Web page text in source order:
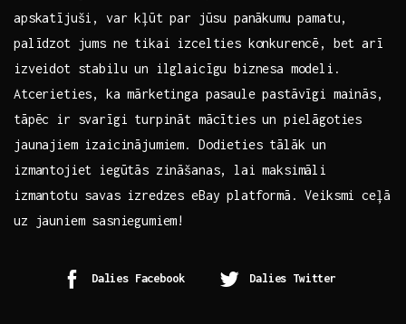
apskatījuši, var ⁢kļūt par​ jūsu panākumu pamatu,
palīdzot jums ne ‍tikai izcelties konkurencē, bet arī
izveidot stabilu un​ ilglaicīgu biznesa ‍modeli.
Atcerieties, ‍ka mārketinga ‌pasaule pastāvīgi mainās,
tāpēc ir svarīgi turpināt mācīties un pielāgoties
jaunajiem izaicinājumiem. ‍Dodieties tālāk‍ un
‌izmantojiet iegūtās zināšanas, lai maksimāli⁤
izmantotu‌ savas izredzes‌ eBay platformā. Veiksmi ceļā
uz jauniem sasniegumiem!
Dalies Facebook Dalies Twitter